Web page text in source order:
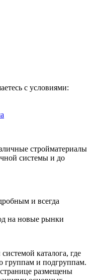
с условиями:
стройматериалы
системы и до
и всегда
на новые рынки
каталога, где
группам и подгруппам.
размещены